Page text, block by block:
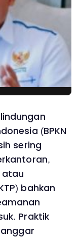
(BPKN
sering
atau
bahkan
Praktik